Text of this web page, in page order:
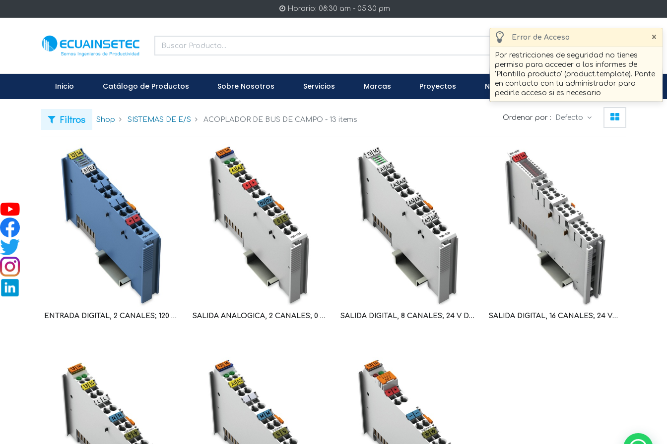
Error de Acceso ×
Por restricciones de seguridad no tienes
permiso para acceder a los informes de
'Plantilla producto' (product.template). Ponte
en contacto con tu administrador para
pedirle acceso si es necesario
Horario: 08:30 am - 05:30 pm
Buscar
Inicio Catálogo de Productos Sobre Nosotros Servicios Marcas Proyectos Noticias Contáctenos
Filtros Shop SISTEMAS DE E/S ACOPLADOR DE BUS DE CAMPO - 13 items Ordenar por : Defecto
ENTRADA DIGITAL, 2 CANALES; 120 V AC (WAG100451 / 750-406) SALIDA ANALOGICA, 2 CANALES; 0 … 10V DC (WAG100479 / 750-550) SALIDA DIGITAL, 8 CANALES; 24 V DC; 0,5 A (WAG100477 / 750-530) SALIDA DIGITAL, 16 CANALES; 24 VDC; 0,5 A; CONMUTACION NEGATIVA (NPN); AWG 28-16 (WAG101061 / 750-1505)